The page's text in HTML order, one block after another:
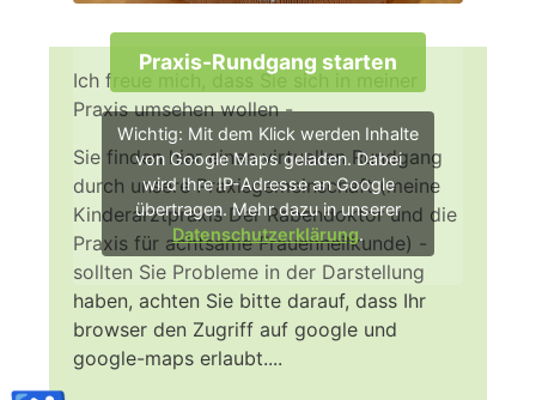
Praxis-Rundgang starten
Wichtig: Mit dem Klick werden Inhalte
von Google Maps geladen. Dabei
wird Ihre IP-Adresse an Google
übertragen. Mehr dazu in unserer
Datenschutzerklärung.
Ich freue mich, dass Sie sich in meiner
Praxis umsehen wollen -
Sie finden hier einen virtuellen Rundgang
durch unsere Praxisgemeinschaft (meine
Kinderarztpraxis Der Rabendoktor und die
Praxis für achtsame Frauenheilkunde) -
sollten Sie Probleme in der Darstellung
haben, achten Sie bitte darauf, dass Ihr
browser den Zugriff auf google und
google-maps erlaubt....